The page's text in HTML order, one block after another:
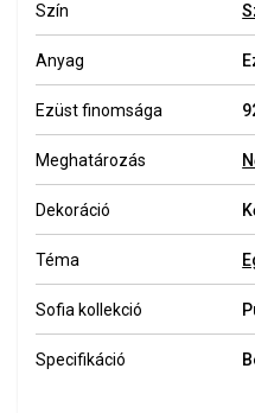
Szín
Anyag
Ezüst finomsága
Meghatározás
Dekoráció
Téma
Sofia kollekció
Specifikáció